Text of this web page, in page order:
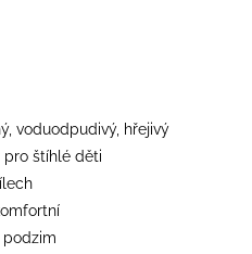
voduodpudivý, hřejivý
pro štíhlé děti
podzim